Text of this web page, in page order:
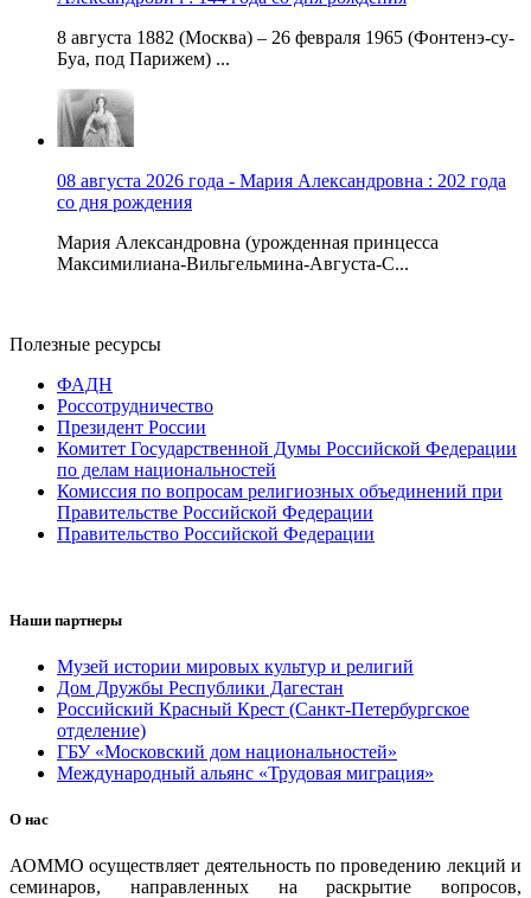
8 августа 1882 (Москва) – 26 февраля 1965 (Фонтенэ-су-
Буа, под Парижем) ...
08 августа 2026 года - Мария Александровна : 202 года
со дня рождения
Мария Александровна (урожденная принцесса
Максимилиана-Вильгельмина-Августа-С...
Полезные ресурсы
ФАДН
Россотрудничество
Президент России
Комитет Государственной Думы Российской Федерации
по делам национальностей
Комиссия по вопросам религиозных объединений при
Правительстве Российской Федерации
Правительство Российской Федерации
Наши партнеры
Музей истории мировых культур и религий
Дом Дружбы Республики Дагестан
Российский Красный Крест (Санкт-Петербургское
отделение)
ГБУ «Московский дом национальностей»
Международный альянс «Трудовая миграция»
О нас
АОММО осуществляет деятельность по проведению лекций и
семинаров, направленных на раскрытие вопросов,